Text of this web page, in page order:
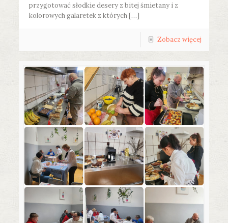
przygotować słodkie desery z bitej śmietany i z
kolorowych galaretek z których […]
Zobacz więcej